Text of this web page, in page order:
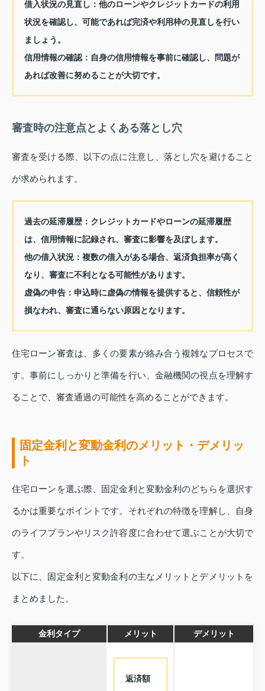
借入状況の見直し： 他のローンやクレジットカードの利用
状況を確認し、可能であれば完済や利用枠の見直しを行い
ましょう。
信用情報の確認： 自身の信用情報を事前に確認し、問題が
あれば改善に努めることが大切です。
審査時の注意点とよくある落とし穴
審査を受ける際、以下の点に注意し、落とし穴を避けること
が求められます。
過去の延滞履歴： クレジットカードやローンの延滞履歴
は、信用情報に記録され、審査に影響を及ぼします。
他の借入状況： 複数の借入がある場合、返済負担率が高く
なり、審査に不利となる可能性があります。
虚偽の申告： 申込時に虚偽の情報を提供すると、信頼性が
損なわれ、審査に通らない原因となります。
住宅ローン審査は、多くの要素が絡み合う複雑なプロセスで
す。事前にしっかりと準備を行い、金融機関の視点を理解す
ることで、審査通過の可能性を高めることができます。
固定金利と変動金利のメリット・デメリッ
ト
住宅ローンを選ぶ際、固定金利と変動金利のどちらを選択す
るかは重要なポイントです。それぞれの特徴を理解し、自身
のライフプランやリスク許容度に合わせて選ぶことが大切で
す。
以下に、固定金利と変動金利の主なメリットとデメリットを
まとめました。
金利タイプ メリット デメリット
返済額